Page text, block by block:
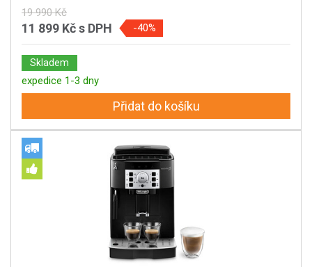
19 990 Kč
11 899 Kčs DPH -40%
Skladem
expedice 1-3 dny
Přidat do košíku